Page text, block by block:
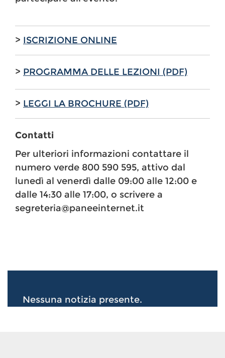
> ISCRIZIONE ONLINE
> PROGRAMMA DELLE LEZIONI (PDF)
> LEGGI LA BROCHURE (PDF)
Contatti
Per ulteriori informazioni contattare il
numero verde 800 590 595, attivo dal
lunedì al venerdì dalle 09:00 alle 12:00 e
dalle 14:30 alle 17:00, o scrivere a
segreteria@paneeinternet.it
Nessuna notizia presente.